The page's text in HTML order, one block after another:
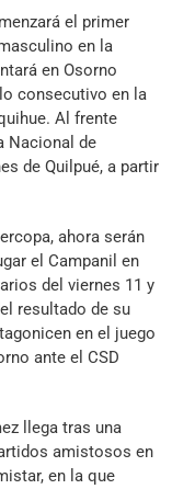
el primer
en la
en Osorno
consecutivo en la
Al frente
Nacional de
de Quilpué, a partir
ahora serán
el Campanil en
del viernes 11 y
resultado de su
en el juego
ante el CSD
llega tras una
amistosos en
en la que